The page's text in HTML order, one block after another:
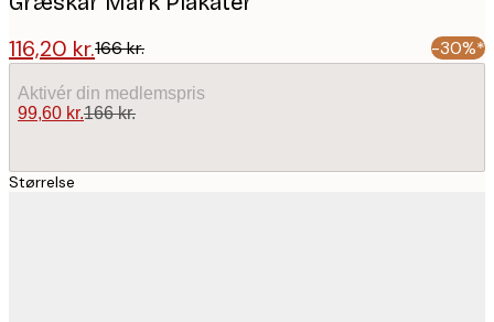
116,20 kr.166 kr. -30%*
Aktivér din medlemspris
99,60 kr.166 kr.
Størrelse